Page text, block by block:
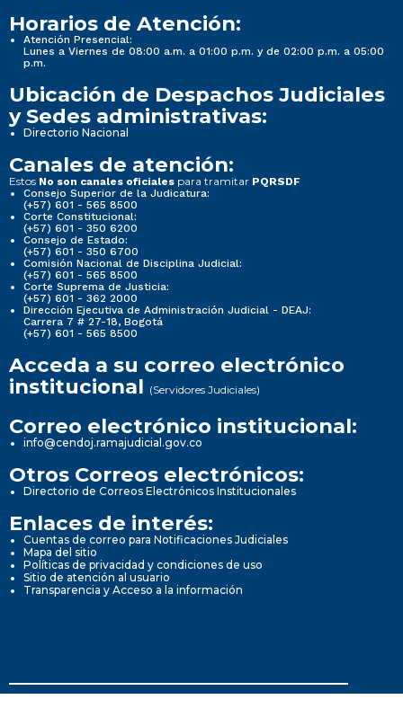
Horarios de Atención:
Atención Presencial:
Lunes a Viernes de 08:00 a.m. a 01:00 p.m. y de 02:00 p.m. a 05:00
p.m.
Ubicación de Despachos Judiciales
y Sedes administrativas:
Directorio Nacional
Canales de atención:
Estos No son canales oficiales para tramitar PQRSDF
Consejo Superior de la Judicatura:
(+57) 601 - 565 8500
Corte Constitucional:
(+57) 601 - 350 6200
Consejo de Estado:
(+57) 601 - 350 6700
Comisión Nacional de Disciplina Judicial:
(+57) 601 - 565 8500
Corte Suprema de Justicia:
(+57) 601 - 362 2000
Dirección Ejecutiva de Administración Judicial - DEAJ:
Carrera 7 # 27-18, Bogotá
(+57) 601 - 565 8500
Acceda a su correo electrónico
institucional (Servidores Judiciales)
Correo electrónico institucional:
info@cendoj.ramajudicial.gov.co
Otros Correos electrónicos:
Directorio de Correos Electrónicos Institucionales
Enlaces de interés:
Cuentas de correo para Notificaciones Judiciales
Mapa del sitio
Políticas de privacidad y condiciones de uso
Sitio de atención al usuario
Transparencia y Acceso a la información